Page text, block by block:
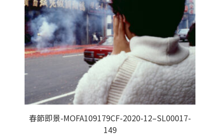
春節即景-MOFA109179CF-2020-12–SL00017-
149